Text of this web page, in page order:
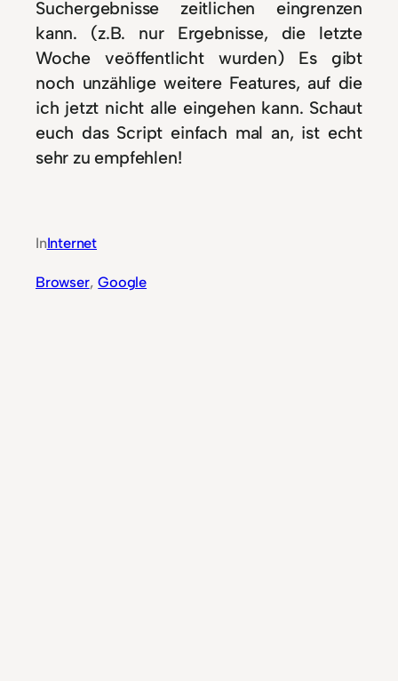
Suchergebnisse zeitlichen eingrenzen
kann. (z.B. nur Ergebnisse, die letzte
Woche veöffentlicht wurden) Es gibt
noch unzählige weitere Features, auf die
ich jetzt nicht alle eingehen kann. Schaut
euch das Script einfach mal an, ist echt
sehr zu empfehlen!
InInternet
Browser, Google